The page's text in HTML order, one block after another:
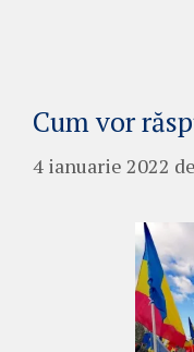
Cum vor
4 ianuarie 2022 de